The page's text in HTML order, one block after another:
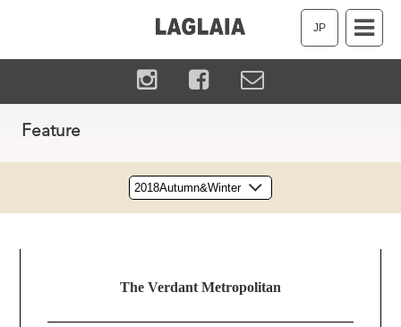
JP
Feature
The Verdant Metropolitan